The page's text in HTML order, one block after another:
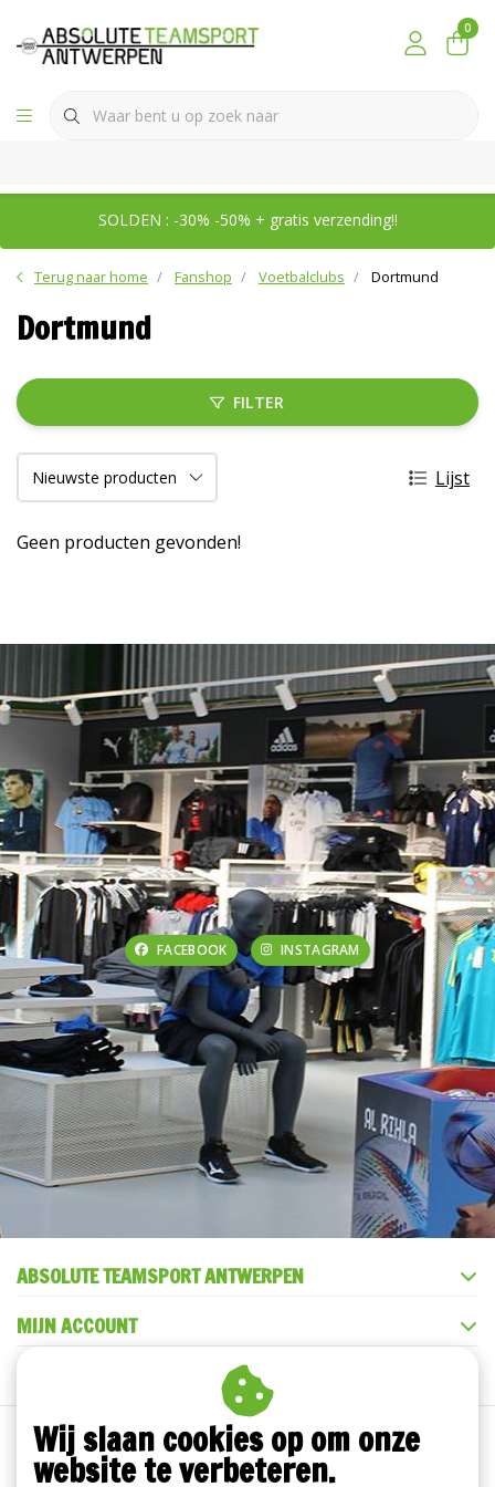
0
SOLDEN : -30% -50% + gratis verzending!!
Terug naar home Fanshop Voetbalclubs Dortmund
Dortmund
FILTER
Lijst
Geen producten gevonden!
FACEBOOK INSTAGRAM
ABSOLUTE TEAMSPORT ANTWERPEN
MIJN ACCOUNT
Wij slaan cookies op om onze
website te verbeteren.